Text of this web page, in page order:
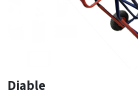
Diable